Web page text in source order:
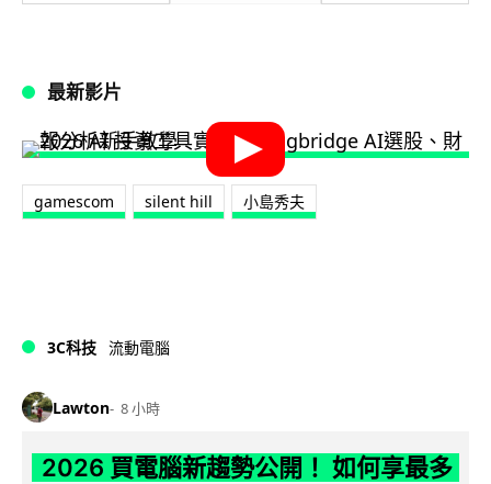
最新影片
gamescom silent hill 小島秀夫
3C科技 流動電腦
Lawton 8 小時
2026 買電腦新趨勢公開！ 如何享最多